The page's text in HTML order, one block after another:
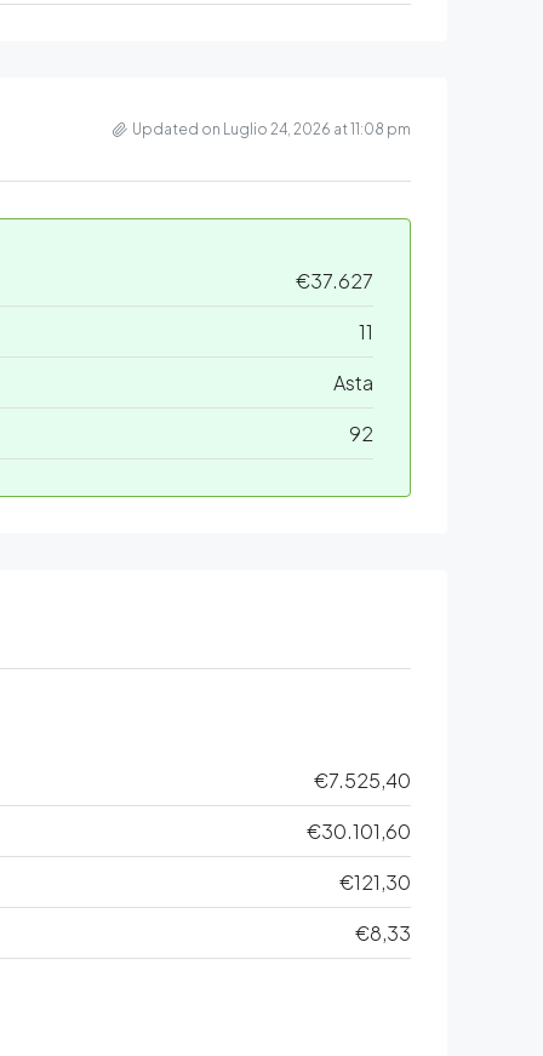
Updated on Luglio 24, 2026 at 11:08 pm
€37.627
11
Asta
92
€7.525,40
€30.101,60
€121,30
€8,33